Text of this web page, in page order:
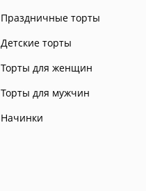
Праздничные торты
Детские торты
Торты для женщин
Торты для мужчин
Начинки